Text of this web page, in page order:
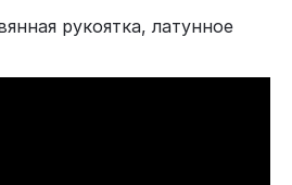
рукоятка, латунное